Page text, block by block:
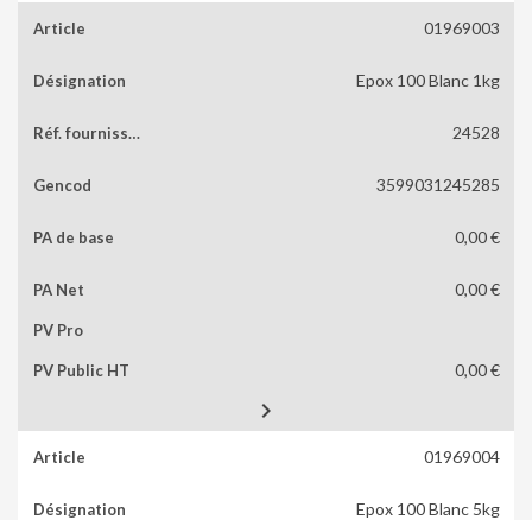
01969003
Epox 100 Blanc 1kg
24528
3599031245285
0,00 €
0,00 €
0,00 €

01969004
Epox 100 Blanc 5kg